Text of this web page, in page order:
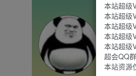
本站超级
本站超级
本站超级
本站超级
本站超级
超会QQ
本站资源